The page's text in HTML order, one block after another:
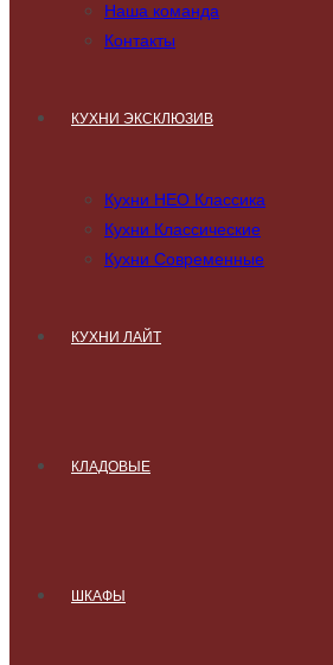
Наша команда
Контакты
КУХНИ ЭКСКЛЮЗИВ
Кухни НЕО Классика
Кухни Классические
Кухни Современные
КУХНИ ЛАЙТ
КЛАДОВЫЕ
ШКАФЫ